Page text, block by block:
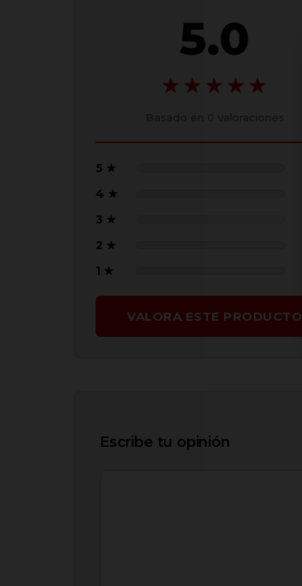
5.0
★★★★★
5 ★
4 ★
3 ★
2 ★
1 ★
VALORA ESTE PRODUCTO
Escribe tu opinión